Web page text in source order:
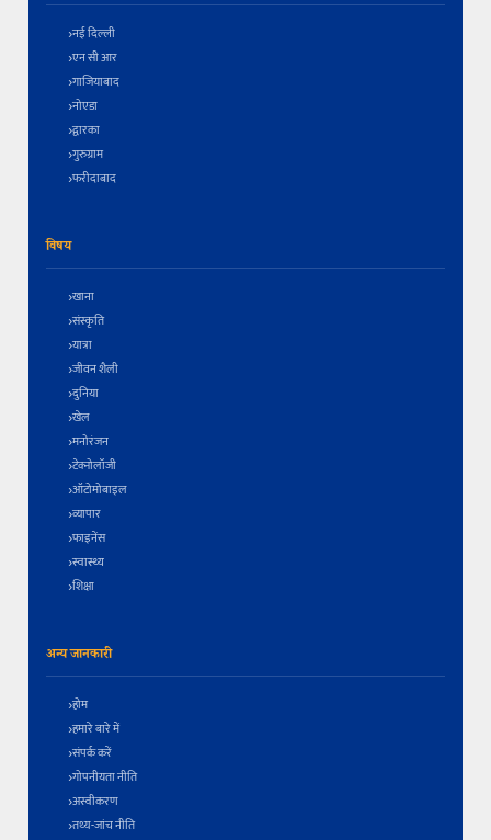
नई दिल्ली
एन सी आर
गाजियाबाद
नोएडा
द्वारका
गुरुग्राम
फरीदाबाद
विषय
खाना
संस्कृति
यात्रा
जीवन शैली
दुनिया
खेल
मनोरंजन
टेक्नोलॉजी
ऑटोमोबाइल
व्यापार
फाइनेंस
स्वास्थ्य
शिक्षा
अन्य जानकारी
होम
हमारे बारे में
संपर्क करें
गोपनीयता नीति
अस्वीकरण
तथ्य-जांच नीति